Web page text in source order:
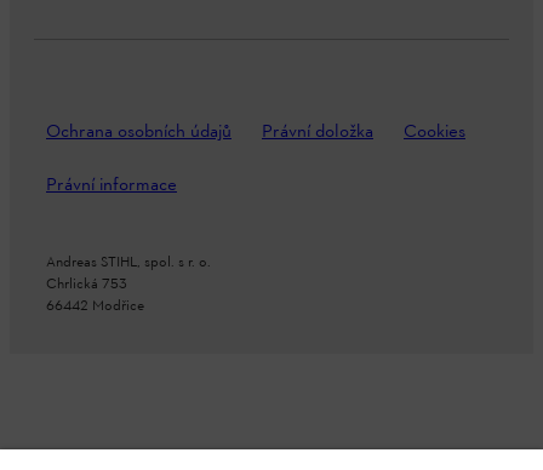
Ochrana osobních údajů Právní doložka Cookies
Právní informace
Andreas STIHL, spol. s r. o.
Chrlická 753
66442 Modřice